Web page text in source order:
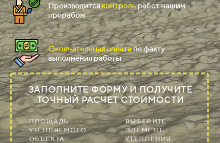
Производитсяконтрольработ нашим
прорабом
Окончательная оплатапо факту
выполнения работы
ЗАПОЛНИТЕ ФОРМУ И ПОЛУЧИТЕ
ТОЧНЫЙ РАСЧЕТ СТОИМОСТИ
ПЛОЩАДЬ
УТЕПЛЯЕМОГО
ОБЪЕКТА
ВЫБЕРИТЕ
ЭЛЕМЕНТ
УТЕПЛЕНИЯ